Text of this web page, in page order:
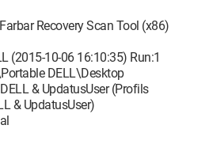
Recovery Scan Tool (x86)
(2015-10-06 16:10:35) Run:1
DELL\Desktop
& UpdatusUser (Profils
& UpdatusUser)